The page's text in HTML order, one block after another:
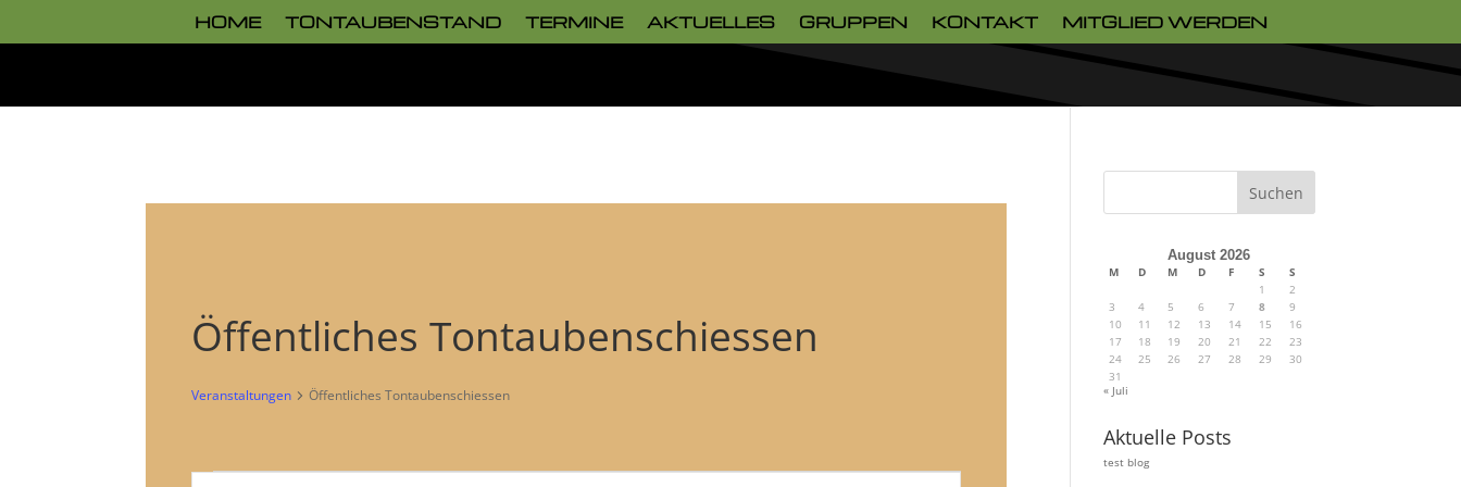
HOME TONTAUBENSTAND TERMINE AKTUELLES GRUPPEN KONTAKT MITGLIED WERDEN
Öffentliches Tontaubenschiessen
Veranstaltungen Öffentliches Tontaubenschiessen
Veranstaltungen
Veranstaltungen Veranstaltung
Suchen
August 2026
M D M D F S
S
1
2
3
4 5 6 7 8
9
10
11 12 13 14 15
16
17
18 19 20 21 22
23
24
25 26 27 28 29
30
31
« Juli
Aktuelle Posts
test blog